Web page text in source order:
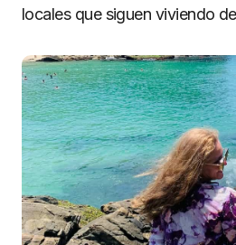
locales que siguen viviendo